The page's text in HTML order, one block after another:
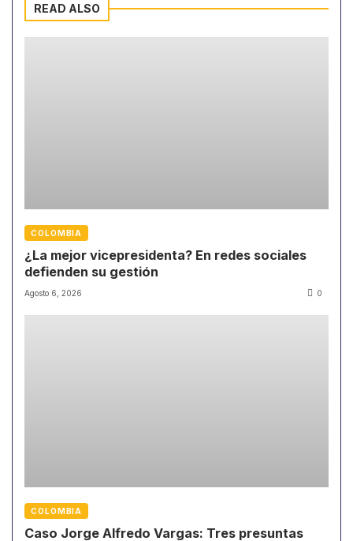
READ ALSO
COLOMBIA
¿La mejor vicepresidenta? En redes sociales
defienden su gestión
Agosto 6, 2026 0
COLOMBIA
Caso Jorge Alfredo Vargas: Tres presuntas